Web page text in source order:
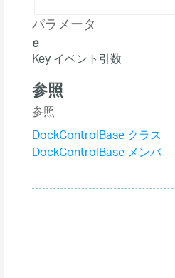
パラメータ
e
Key イベント引数
参照
参照
DockControlBase クラス
DockControlBase メンバ